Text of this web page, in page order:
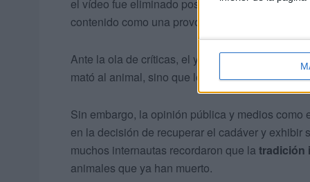
el vídeo fue eliminado posteriormente, la
contenido como una provocación inaceptable
Ante la ola de críticas, el youtuber, que cuenta
mató al animal, sino que lo encontró muerto en
Sin embargo, la opinión pública y medios como
en la decisión de recuperar el cadáver y
muchos internautas recordaron que la tradición
animales que ya han muerto.